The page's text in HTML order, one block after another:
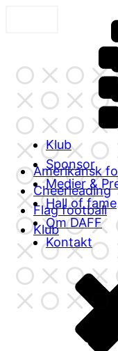
Klub
Sponsor
Medier &
Hall of fame
Om DAFF
Kontakt
Amerikansk
Cheerleading
Flag football
Klub